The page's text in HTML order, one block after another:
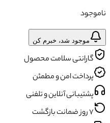
ناموجود
موجود شد، خبرم کن
گارانتی سلامت محصول
پرداخت امن و مطمئن
پشتیبانی آنلاین و تلفنی
۷ روز ضمانت بازگشت